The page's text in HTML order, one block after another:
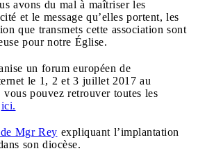
avons du mal à maîtriser les
et le message qu’elles portent, les
que transmets cette association sont
pour notre Église.
un forum européen de
le 1, 2 et 3 juillet 2017 au
pouvez retrouver toutes les
ici.
Mgr Rey expliquant l’implantation
son diocèse.